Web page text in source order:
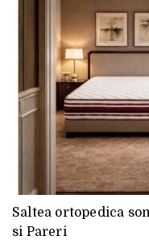
Saltea ortopedica
si Pareri